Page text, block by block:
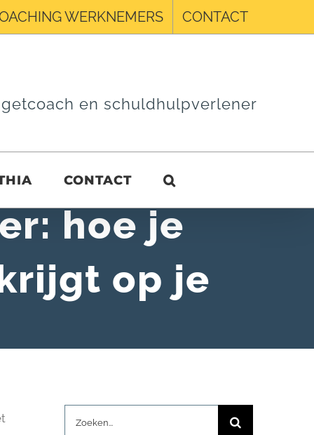
WERKNEMERS CONTACT
en schuldhulpverlener
CONTACT
hoe je
op je
Zoeken